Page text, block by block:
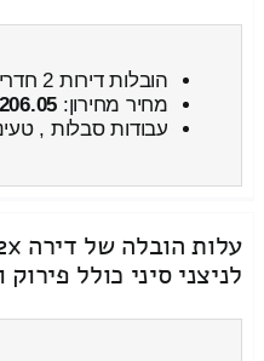
הובלות דירות 2 חדרים בזול מכפר חיטים ← לבית הלוי
מחיר מחירון:
עבודות סבלות ,
לניצני סיני כולל